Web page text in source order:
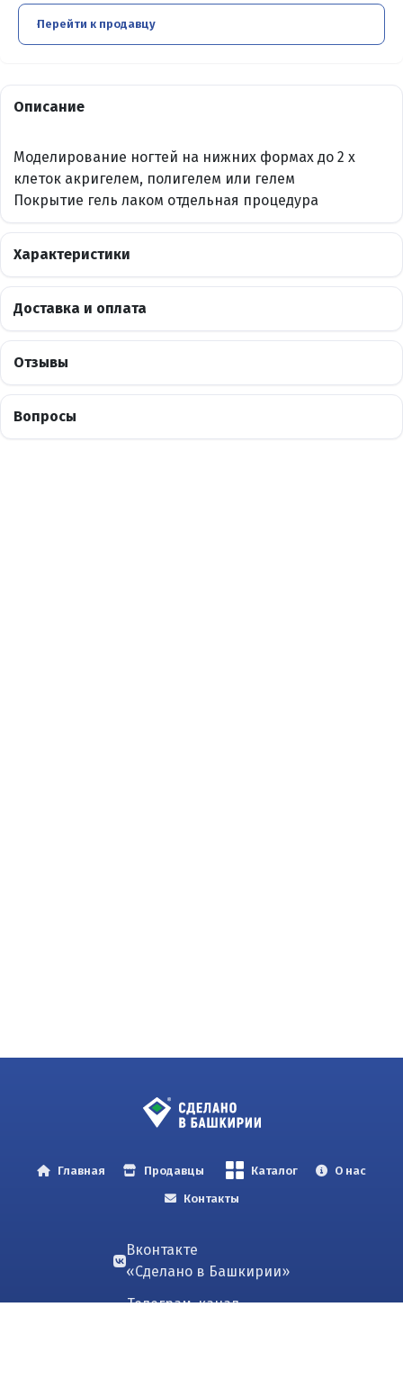
Перейти к продавцу
Описание
Моделирование ногтей на нижних формах до 2 х
клеток акригелем, полигелем или гелем
Покрытие гель лаком отдельная процедура
Характеристики
Доставка и оплата
Отзывы
Вопросы
Главная Продавцы Каталог О нас
Контакты
Вконтакте
«Сделано в Башкирии»
Телеграм-канал